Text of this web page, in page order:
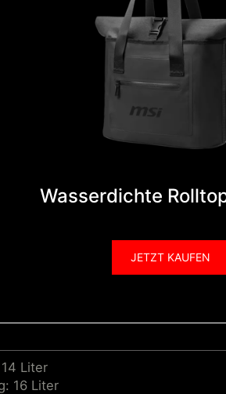
Wasserdichte
JETZT KAUFEN
Liter
16 Liter